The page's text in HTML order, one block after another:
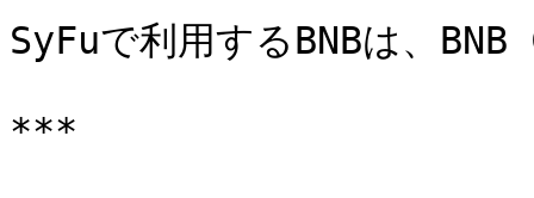
SyFuで利用するBNBは、
***